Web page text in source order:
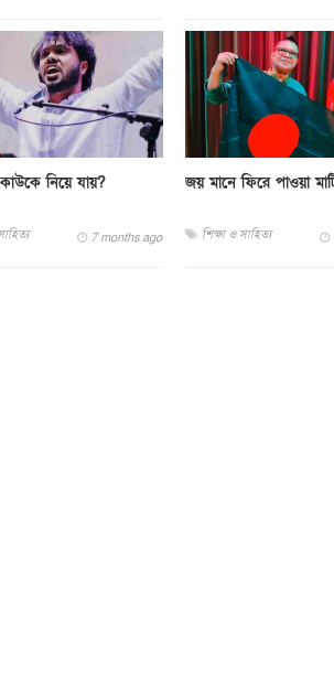
নিয়ে যায়?
7 months ago
জয় মানে ফিরে পাওয়া
শিক্ষা ও সাহিত্য